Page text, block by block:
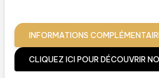
longévité de la teinte et de la toile...
Endurance mécanique maximale :
Comme tout produit Bubendorff, le
solaire est conçu pour durer 2x plus
roulant classique et est testé sur
INFORMATIONS
CLIQUEZ ICI POUR DÉCOUVRIR